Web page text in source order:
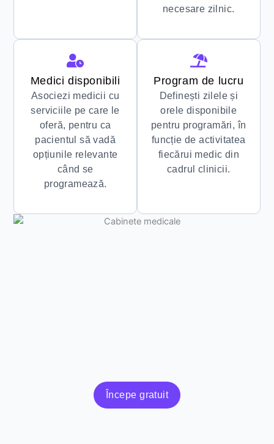
necesare zilnic.
Medici disponibili
Asociezi medicii cu
serviciile pe care le
oferă, pentru ca
pacientul să vadă
opțiunile relevante
când se
programează.
Program de lucru
Definești zilele și
orele disponibile
pentru programări, în
funcție de activitatea
fiecărui medic din
cadrul clinicii.
Începe gratuit